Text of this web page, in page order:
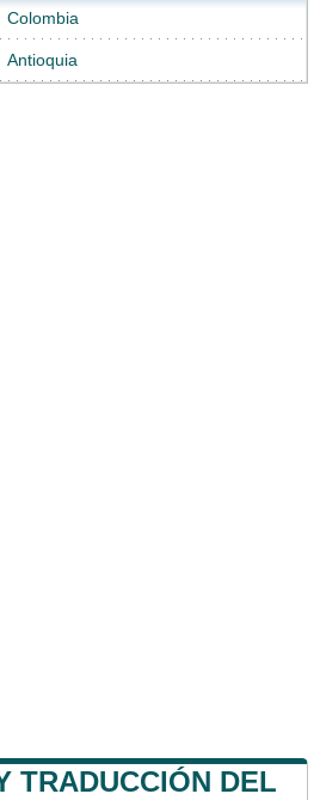
Colombia
Antioquia
TRADUCCIÓN DEL